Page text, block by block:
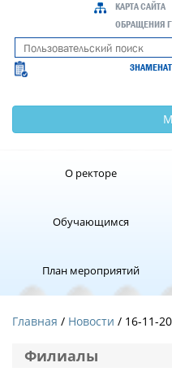
КАРТА САЙТА
ОБРАЩЕНИЯ
О ректоре
Обучающимся
План мероприятий
Главная Новости / 16-11-
Филиалы